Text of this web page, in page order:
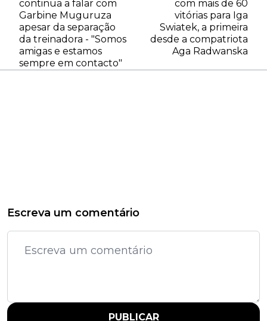
continua a falar com
Garbine Muguruza
apesar da separação
da treinadora - "Somos
amigas e estamos
sempre em contacto"
com mais de 60
vitórias para Iga
Swiatek, a primeira
desde a compatriota
Aga Radwanska
Escreva um comentário
PUBLICAR